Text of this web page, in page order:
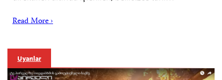
Read More ›
Uyarılar